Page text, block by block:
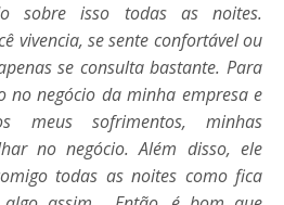
sobre isso todas as noites.
vivencia, se sente confortável ou
se consulta bastante. Para
no negócio da minha empresa e
meus sofrimentos, minhas
no negócio. Além disso, ele
todas as noites como fica